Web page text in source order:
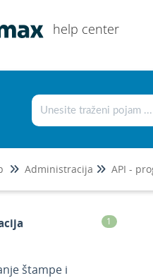
help center
Administracija API -
1
štampe i